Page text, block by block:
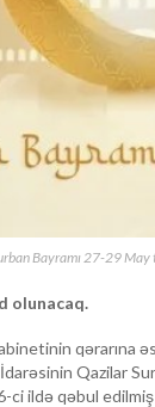
Bayramı 27-29
olunacaq.
qərarına
Qazilar
ci ildə qəbul